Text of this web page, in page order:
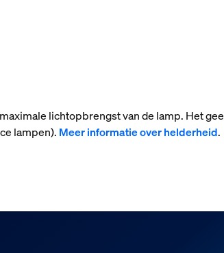
lichtopbrengst van de lamp. Het
lampen). Meer informatie over helderheid.